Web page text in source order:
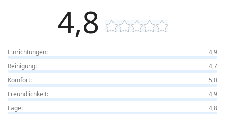
4,8
Einrichtungen:
4,9
Reinigung:
4,7
Komfort:
5,0
Freundlichkeit:
4,9
Lage:
4,8